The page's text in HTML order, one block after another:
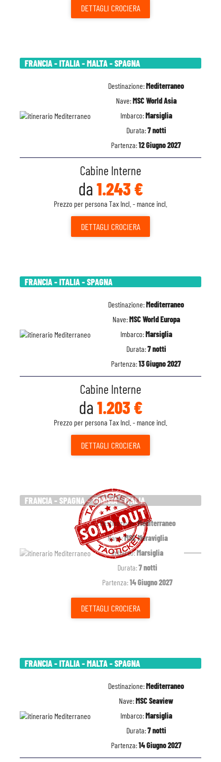
DETTAGLI CROCIERA
FRANCIA - ITALIA - MALTA - SPAGNA
Destinazione:Mediterraneo
Nave:MSC World Asia
Imbarco:Marsiglia
Durata:7 notti
Partenza:12 Giugno 2027
Cabine Interne
da 1.243 €
Prezzo per persona Tax Incl. - mance incl.
DETTAGLI CROCIERA
FRANCIA - ITALIA - SPAGNA
Destinazione:Mediterraneo
Nave:MSC World Europa
Imbarco:Marsiglia
Durata:7 notti
Partenza:13 Giugno 2027
Cabine Interne
da 1.203 €
Prezzo per persona Tax Incl. - mance incl.
DETTAGLI CROCIERA
FRANCIA - SPAGNA - TUNISIA - ITALIA
Destinazione:Mediterraneo
Nave:MSC Meraviglia
Imbarco:Marsiglia
Durata:7 notti
Partenza:14 Giugno 2027
DETTAGLI CROCIERA
FRANCIA - ITALIA - MALTA - SPAGNA
Destinazione:Mediterraneo
Nave:MSC Seaview
Imbarco:Marsiglia
Durata:7 notti
Partenza:14 Giugno 2027